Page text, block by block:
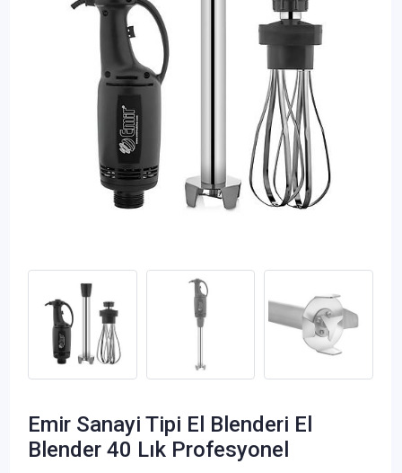
Emir Sanayi Tipi El Blenderi El
Blender 40 Lık Profesyonel